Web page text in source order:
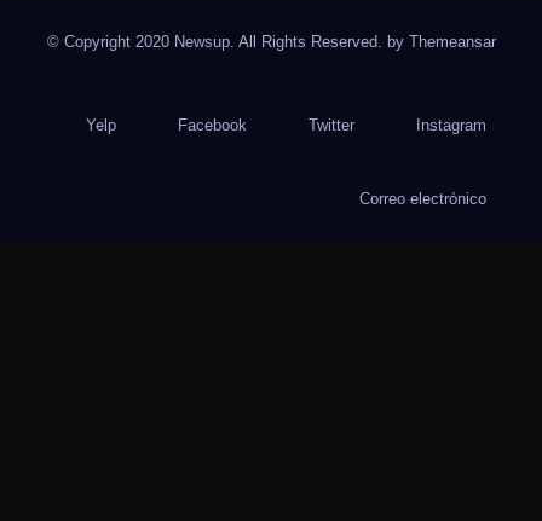
© Copyright 2020 Newsup. All Rights Reserved. by Themeansar
Yelp Facebook Twitter Instagram
Correo electrónico